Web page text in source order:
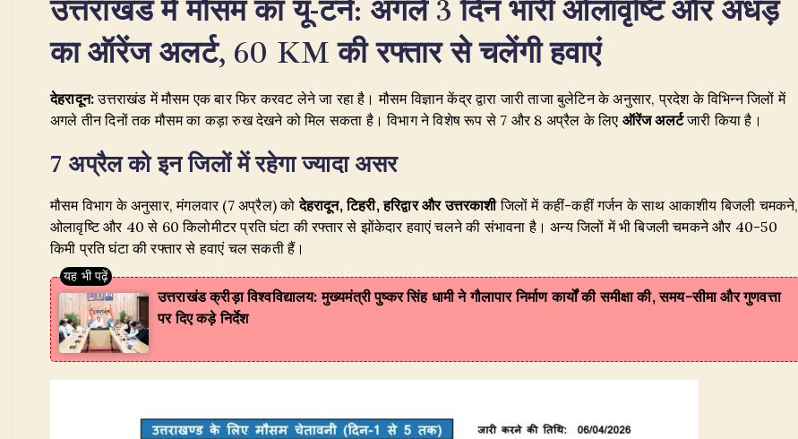
at
s
A
p
p
c
e
b
o
o
k
k
e
dI
n
e
g
ra
m
it
te
r
ar
e
उत्तराखंड में मौसम का यू-टर्न: अगले 3 दिन भारी ओलावृष्टि और अंधड़
का ऑरेंज अलर्ट, 60 KM की रफ्तार से चलेंगी हवाएं
देहरादून:उत्तराखंड में मौसम एक बार फिर करवट लेने जा रहा है। मौसम विज्ञान केंद्र द्वारा जारी ताजा बुलेटिन के अनुसार, प्रदेश के विभिन्न जिलों में
अगले तीन दिनों तक मौसम का कड़ा रुख देखने को मिल सकता है। विभाग ने विशेष रूप से 7 और 8 अप्रैल के लिए ऑरेंज अलर्टजारी किया है।
7 अप्रैल को इन जिलों में रहेगा ज्यादा असर
​मौसम विभाग के अनुसार, मंगलवार (7 अप्रैल) कोदेहरादून, टिहरी, हरिद्वार और उत्तरकाशीजिलों में कहीं-कहीं गर्जन के साथ आकाशीय बिजली चमकने,
ओलावृष्टि और 40 से 60 किलोमीटर प्रति घंटा की रफ्तार से झोंकेदार हवाएं चलने की संभावना है। अन्य जिलों में भी बिजली चमकने और 40-50
किमी प्रति घंटा की रफ्तार से हवाएं चल सकती हैं।
उत्तराखंड क्रीड़ा विश्वविद्यालय: मुख्यमंत्री पुष्कर सिंह धामी ने गौलापार निर्माण कार्यों की समीक्षा की, समय-सीमा और गुणवत्ता
पर दिए कड़े निर्देश